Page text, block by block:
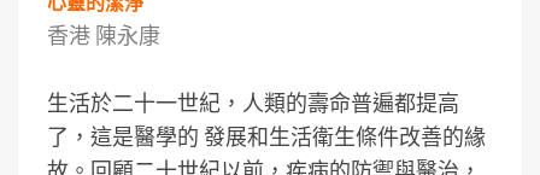
香港 陳永康
生活於二十一世紀，人類的壽命普遍都提高
了，這是醫學的 發展和生活衛生條件改善的緣